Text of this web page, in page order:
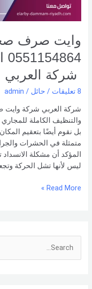
وايت صرف
شركة العربي
8 تعليقات / حائل /
admin
شركة العربي شركة
والتنظيف الكاملة
بل نقوم أيضًا بتعقيم
متمثلة في الحشرات
المؤكد أن مشكلة
ليس لأنها تشل الحركة
شركة العربي
Read More »